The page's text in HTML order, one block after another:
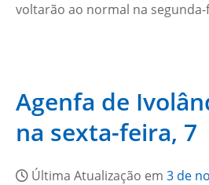
voltarão ao normal na segunda-
Agenfa de
na sexta-feira, 7
Última Atualização em 3 de